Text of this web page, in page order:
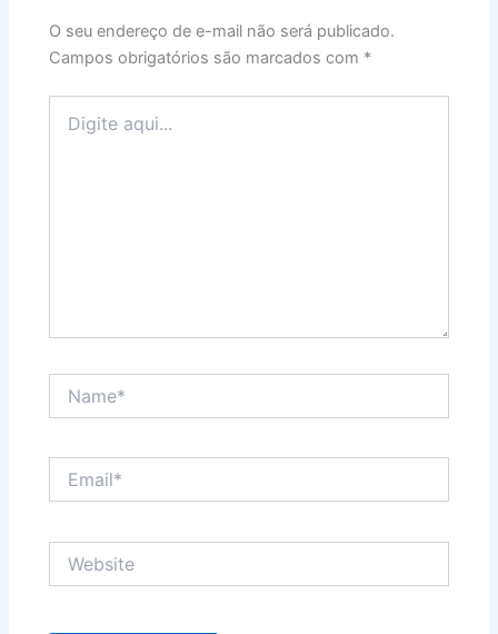
O seu endereço de e-mail não será publicado.
Campos obrigatórios são marcados com *
aqui...